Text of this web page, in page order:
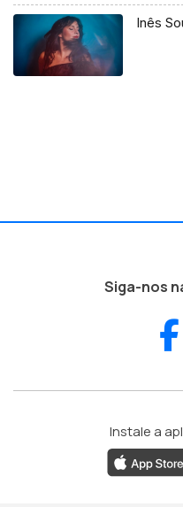
Inês
Siga-nos
Instale a